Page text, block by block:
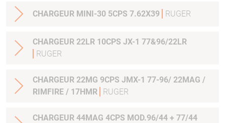
CHARGEUR MINI-30 5CPS 7.62X39 RUGER
CHARGEUR 22LR 10CPS JX-1 77&96/22LR
RUGER
CHARGEUR 22MG 9CPS JMX-1 77-96/ 22MAG /
RIMFIRE / 17HMR
RUGER
CHARGEUR 44MAG 4CPS MOD.96/44 + 77/44